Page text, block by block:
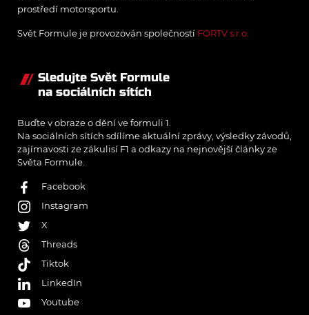
prostředí motorsportu.
Svět Formule je provozován společností FORTV s.r.o.
Sledujte Svět Formule
na sociálních sítích
Buďte v obraze o dění ve formuli 1.
Na sociálních sítích sdílíme aktuální zprávy, výsledky závodů,
zajímavosti ze zákulisí F1 a odkazy na nejnovější články ze
Světa Formule.
Facebook
Instagram
X
Threads
Tiktok
LinkedIn
Youtube